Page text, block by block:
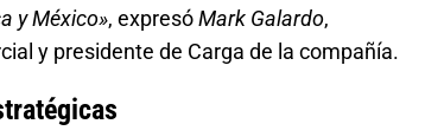
y México», expresóMark Galardo,
y presidente de Carga de la compañía.